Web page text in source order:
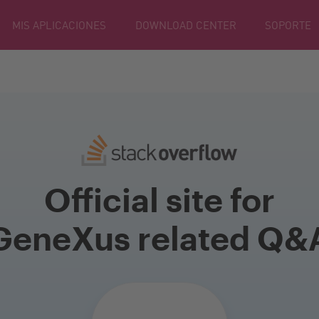
MIS APLICACIONES DOWNLOAD CENTER SOPORTE
Official site for
related